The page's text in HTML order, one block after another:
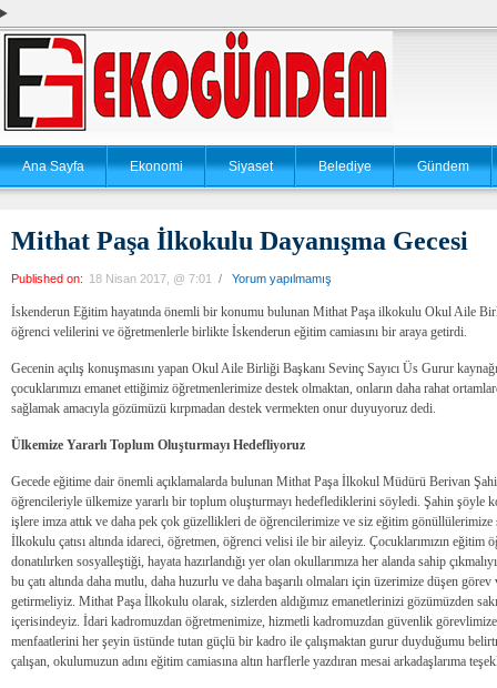
Ana Sayfa Ekonomi Siyaset Belediye Gündem
Mithat Paşa İlkokulu Dayanışma Gecesi
Published on: 18 Nisan 2017, @ 7:01 / Yorum yapılmamış
İskenderun Eğitim hayatında önemli bir konumu bulunan Mithat Paşa ilkokulu Okul Aile
öğrenci velilerini ve öğretmenlerle birlikte İskenderun eğitim camiasını bir araya getirdi.
Gecenin açılış konuşmasını yapan Okul Aile Birliği Başkanı Sevinç Sayıcı Üs Gurur
çocuklarımızı emanet ettiğimiz öğretmenlerimize destek olmaktan, onların daha rahat
sağlamak amacıyla gözümüzü kırpmadan destek vermekten onur duyuyoruz dedi.
Ülkemize Yararlı Toplum Oluşturmayı Hedefliyoruz
Gecede eğitime dair önemli açıklamalarda bulunan Mithat Paşa İlkokul Müdürü Berivan
öğrencileriyle ülkemize yararlı bir toplum oluşturmayı hedeflediklerini söyledi. Şahin şöyle
işlere imza attık ve daha pek çok güzellikleri de öğrencilerimize ve siz eğitim
İlkokulu çatısı altında idareci, öğretmen, öğrenci velisi ile bir aileyiz. Çocuklarımızın
donatılırken sosyalleştiği, hayata hazırlandığı yer olan okullarımıza her alanda sahip
bu çatı altında daha mutlu, daha huzurlu ve daha başarılı olmaları için üzerimize düşen
getirmeliyiz. Mithat Paşa İlkokulu olarak, sizlerden aldığımız emanetlerinizi gözümüzden
içerisindeyiz. İdari kadromuzdan öğretmenimize, hizmetli kadromuzdan güvenlik görevlimize
menfaatlerini her şeyin üstünde tutan güçlü bir kadro ile çalışmaktan gurur duyduğumu
çalışan, okulumuzun adını eğitim camiasına altın harflerle yazdıran mesai arkadaşlarıma